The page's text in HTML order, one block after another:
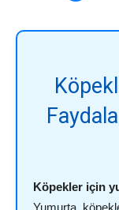
Köpekler için
Yumurta,